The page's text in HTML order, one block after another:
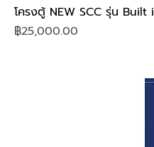
โครงตู้ NEW SCC รุ่น Built
Price
฿25,000.00